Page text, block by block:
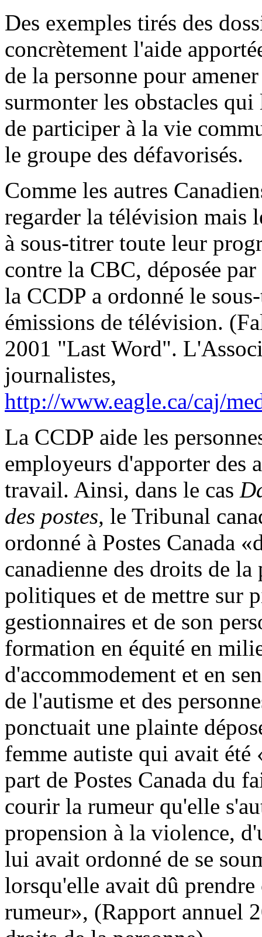
Des exemples tirés des
concrètement l'aide
de la personne pour
surmonter les obstacles
de participer à la vie
le groupe des défavorisés.
Comme les autres
regarder la télévision mais
à sous-titrer toute leur
contre la CBC, déposée
la CCDP a ordonné le
émissions de télévision.
2001 "Last Word".
journalistes,
http://www.eagle.ca/caj/
La CCDP aide les
employeurs d'apporter des
travail. Ainsi, dans le cas
des postes, le Tribunal
ordonné à Postes Canada
canadienne des droits de
politiques et de mettre sur
gestionnaires et de son
formation en équité en
d'accommodement et en
de l'autisme et des
ponctuait une plainte
femme autiste qui avait
part de Postes Canada du
courir la rumeur qu'elle
propension à la violence,
lui avait ordonné de se
lorsqu'elle avait dû prendre
rumeur», (Rapport annuel